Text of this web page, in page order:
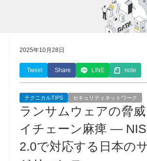
2025年10月28日
Tweet Share LINE note
テクニカルTIPS セキュリティネットワーク
ランサムウェアの脅
イチェーン麻痺 —
2.0で対応する日本の